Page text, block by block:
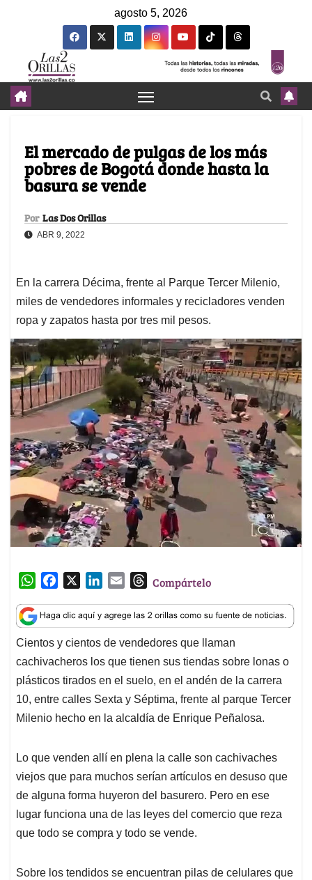
agosto 5, 2026
El mercado de pulgas de los más
pobres de Bogotá donde hasta la
basura se vende
Por Las Dos Orillas
ABR 9, 2022
En la carrera Décima, frente al Parque Tercer Milenio,
miles de vendedores informales y recicladores venden
ropa y zapatos hasta por tres mil pesos.
W
a
t
s
A
p
p
c
e
b
o
o
k
n
k
e
d
I
n
a
i
l
T
r
e
a
d
s
Compártelo
Cientos y cientos de vendedores que llaman
cachivacheros los que tienen sus tiendas sobre lonas o
plásticos tirados en el suelo, en el andén de la carrera
10, entre calles Sexta y Séptima, frente al parque Tercer
Milenio hecho en la alcaldía de Enrique Peñalosa.
Lo que venden allí en plena la calle son cachivaches
viejos que para muchos serían artículos en desuso que
de alguna forma huyeron del basurero. Pero en ese
lugar funciona una de las leyes del comercio que reza
que todo se compra y todo se vende.
Sobre los tendidos se encuentran pilas de celulares que